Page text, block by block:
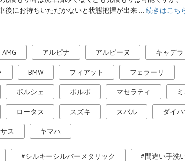
後にお持ちいただかないと状態把握が出来 ... 続きはこち
AMG アルピナ アルピーヌ キャデラ
BMW フィアット フェラーリ
ポルシェ ボルボ マセラティ
ロータス スズキ スバル ダイハ
ス ヤマハ
シルキーシルバーメタリック 間違い手洗